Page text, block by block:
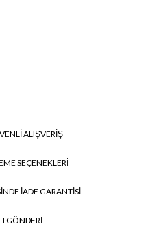
ALIŞVERİŞ
SEÇENEKLERİ
İADE GARANTİSİ
GÖNDERİ